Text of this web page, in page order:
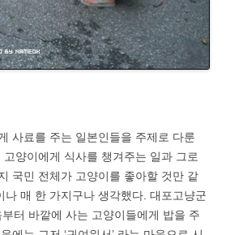
사료를 주는 일본인들을 주제로 다룬
양이에게 식사를 챙겨주는 일과 그로
국민 전체가 고양이를 좋아할 것만 같
나 매 한 가지구나 생각했다. 대포고냥군
터 바깥에 사는 고양이들에게 밥을 주